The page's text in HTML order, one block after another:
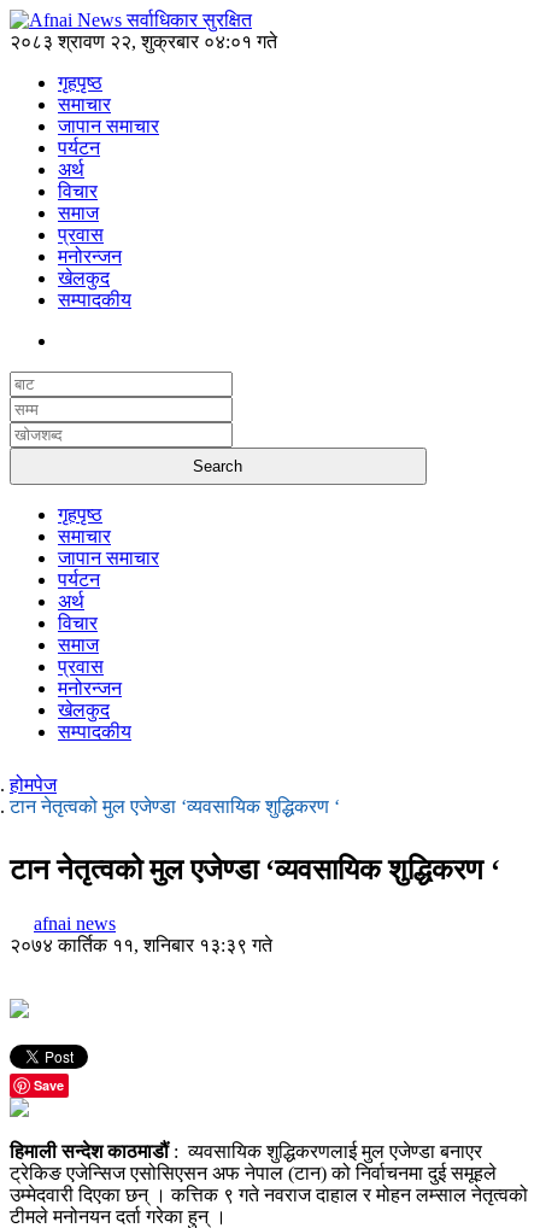
२०८३ श्रावण २२, शुक्रबार ०४:०१ गते
गृहपृष्ठ
समाचार
जापान समाचार
पर्यटन
अर्थ
विचार
समाज
प्रवास
मनोरन्जन
खेलकुद
सम्पादकीय
गृहपृष्ठ
समाचार
जापान समाचार
पर्यटन
अर्थ
विचार
समाज
प्रवास
मनोरन्जन
खेलकुद
सम्पादकीय
होमपेज
टान नेतृत्वको मुल एजेण्डा ‘व्यवसायिक शुद्धिकरण ‘
टान नेतृत्वको मुल एजेण्डा ‘व्यवसायिक शुद्धिकरण ‘
afnai news
२०७४ कार्तिक ११, शनिबार १३:३९ गते
Save
हिमाली सन्देश काठमाडौं: व्यवसायिक शुद्धिकरणलाई मुल एजेण्डा बनाएर
ट्रेकिङ एजेन्सिज एसोसिएसन अफ नेपाल (टान) को निर्वाचनमा दुई समूहले
उम्मेदवारी दिएका छन् । कत्तिक ९ गते नवराज दाहाल र मोहन लम्साल नेतृत्वको
टीमले मनोनयन दर्ता गरेका हुन् ।